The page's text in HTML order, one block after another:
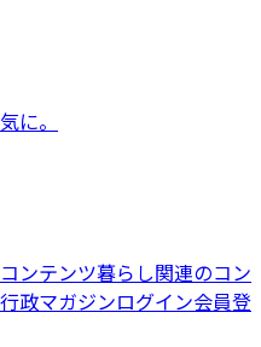
に。
ンテンツ暮らし関連のコン
行政マガジンログイン会員登